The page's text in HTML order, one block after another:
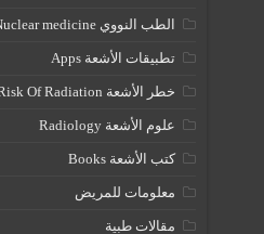
الطب النووي Nuclear medicine
تطبيقات الأشعة Apps
خطر الأشعة Risk Of Radiation
علوم الأشعة Radiology
كتب الأشعة Books
معلومات للمريض
مقالات طبية